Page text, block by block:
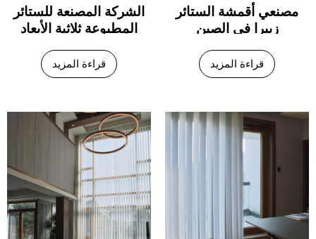
مصنعي أقمشة الستائر
زيبرا في الصين
قراءة المزيد
الشركة المصنعة للستائر
المطبوعة ثلاثية الأبعاد
قراءة المزيد